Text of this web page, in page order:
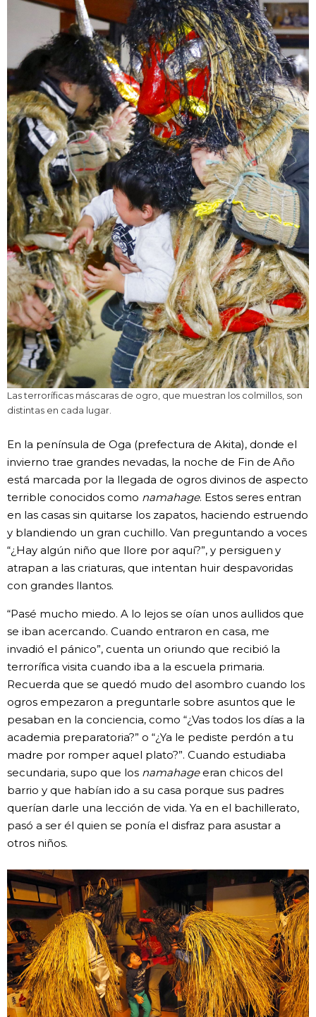
Las terroríficas máscaras de ogro, que muestran los colmillos, son
distintas en cada lugar.
En la península de Oga (prefectura de Akita), donde el
invierno trae grandes nevadas, la noche de Fin de Año
está marcada por la llegada de ogros divinos de aspecto
terrible conocidos como namahage. Estos seres entran
en las casas sin quitarse los zapatos, haciendo estruendo
y blandiendo un gran cuchillo. Van preguntando a voces
“¿Hay algún niño que llore por aquí?”, y persiguen y
atrapan a las criaturas, que intentan huir despavoridas
con grandes llantos.
“Pasé mucho miedo. A lo lejos se oían unos aullidos que
se iban acercando. Cuando entraron en casa, me
invadió el pánico”, cuenta un oriundo que recibió la
terrorífica visita cuando iba a la escuela primaria.
Recuerda que se quedó mudo del asombro cuando los
ogros empezaron a preguntarle sobre asuntos que le
pesaban en la conciencia, como “¿Vas todos los días a la
academia preparatoria?” o “¿Ya le pediste perdón a tu
madre por romper aquel plato?”. Cuando estudiaba
secundaria, supo que los namahageeran chicos del
barrio y que habían ido a su casa porque sus padres
querían darle una lección de vida. Ya en el bachillerato,
pasó a ser él quien se ponía el disfraz para asustar a
otros niños.